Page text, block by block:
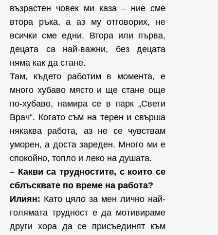
възрастен човек ми каза – ние сме
втора ръка, а аз му отговорих, не
всички сме едни. Втора или първа,
децата са най-важни, без децата
няма как да стане.
Там, където работим в момента, е
много хубаво място и ще стане още
по-хубаво, намира се в парк „Свети
Врач“. Когато съм на терен и свърша
някаква работа, аз не се чувствам
уморен, а доста зареден. Много ми е
спокойно, топло и леко на душата.
– Какви са трудностите, с които се
сблъсквате по време на работа?
Илиян: Като цяло за мен лично най-
голямата трудност е да мотивираме
други хора да се присъединят към